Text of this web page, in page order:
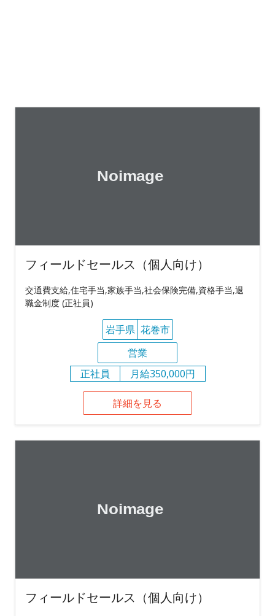
フィールドセールス（個人向け）
交通費支給,住宅手当,家族手当,社会保険完備,資格手当,退
職金制度 (正社員)
岩手県 花巻市
営業
正社員
月給350,000円
詳細を見る
フィールドセールス（個人向け）